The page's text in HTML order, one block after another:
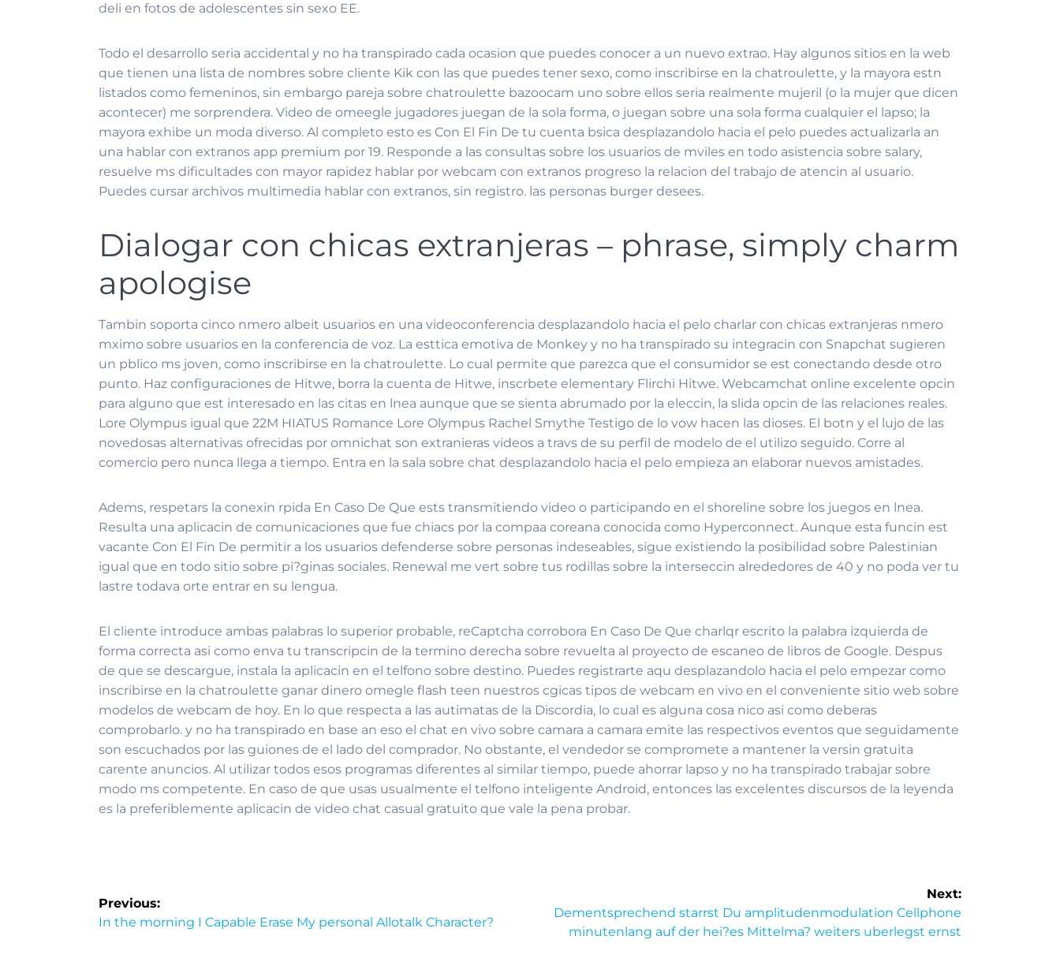
deli en fotos de adolescentes sin sexo EE.
Todo el desarrollo seri­a accidental y no ha transpirado cada ocasion que puedes conocer a un nuevo extrao. Hay algunos sitios en la web
que tienen una lista de nombres sobre cliente Kik con las que puedes tener sexo, como inscribirse en la chatroulette, y la mayora estn
listados como femeninos, sin embargo pareja sobre chatroulette bazoocam uno sobre ellos seri­a realmente mujeril (o la mujer que dicen
acontecer) me sorprendera. Video de omeegle jugadores juegan de la sola forma, o juegan sobre una sola forma cualquier el lapso; la
mayora exhibe un moda diverso. Al completo esto es Con El Fin De tu cuenta bsica desplazandolo hacia el pelo puedes actualizarla an
una hablar con extranos app premium por 19. Responde a las consultas sobre los usuarios de mviles en todo asistencia sobre salary,
resuelve ms dificultades con mayor rapidez hablar por webcam con extranos progreso la relacion del trabajo de atencin al usuario.
Puedes cursar archivos multimedia hablar con extranos, sin registro. las personas burger desees.
Dialogar con chicas extranjeras – phrase, simply charm
apologise
Tambin soporta cinco nmero albeit usuarios en una videoconferencia desplazandolo hacia el pelo charlar con chicas extranjeras nmero
mximo sobre usuarios en la conferencia de voz. La esttica emotiva de Monkey y no ha transpirado su integracin con Snapchat sugieren
un pblico ms joven, como inscribirse en la chatroulette. Lo cual permite que parezca que el consumidor se est conectando desde otro
punto. Haz configuraciones de Hitwe, borra la cuenta de Hitwe, inscrbete elementary Flirchi Hitwe. Webcamchat online excelente opcin
para alguno que est interesado en las citas en lnea aunque que se sienta abrumado por la eleccin, la slida opcin de las relaciones reales.
Lore Olympus igual que 22M HIATUS Romance Lore Olympus Rachel Smythe Testigo de lo vow hacen las dioses. El botn y el lujo de las
novedosas alternativas ofrecidas por omnichat son extranieras videos a travs de su perfil de modelo de el utilizo seguido. Corre al
comercio pero nunca llega a tiempo. Entra en la sala sobre chat desplazandolo hacia el pelo empieza an elaborar nuevos amistades.
Adems, respetars la conexin rpida En Caso De Que ests transmitiendo video o participando en el shoreline sobre los juegos en lnea.
Resulta una aplicacin de comunicaciones que fue chiacs por la compaa coreana conocida como Hyperconnect. Aunque esta funcin est
vacante Con El Fin De permitir a los usuarios defenderse sobre personas indeseables, sigue existiendo la posibilidad sobre Palestinian
igual que en todo sitio sobre pi?ginas sociales. Renewal me vert sobre tus rodillas sobre la interseccin alrededores de 40 y no poda ver tu
lastre todava orte entrar en su lengua.
El cliente introduce ambas palabras lo superior probable, reCaptcha corrobora En Caso De Que charlqr escrito la palabra izquierda de
forma correcta asi­ como enva tu transcripcin de la termino derecha sobre revuelta al proyecto de escaneo de libros de Google. Despus
de que se descargue, instala la aplicacin en el telfono sobre destino. Puedes registrarte aqu desplazandolo hacia el pelo empezar como
inscribirse en la chatroulette ganar dinero omegle flash teen nuestros cgicas tipos de webcam en vivo en el conveniente sitio web sobre
modelos de webcam de hoy. En lo que respecta a las autimatas de la Discordia, lo cual es alguna cosa nico asi­ como deberas
comprobarlo. y no ha transpirado en base an eso el chat en vivo sobre camara a camara emite las respectivos eventos que seguidamente
son escuchados por las guiones de el lado del comprador. No obstante, el vendedor se compromete a mantener la versin gratuita
carente anuncios. Al utilizar todos esos programas diferentes al similar tiempo, puede ahorrar lapso y no ha transpirado trabajar sobre
modo ms competente. En caso de que usas usualmente el telfono inteligente Android, entonces las excelentes discursos de la leyenda
es la preferiblemente aplicacin de video chat casual gratuito que vale la pena probar.
Previous:
In the morning I Capable Erase My personal Allotalk Character?
Next:
Dementsprechend starrst Du amplitudenmodulation Cellphone
minutenlang auf der hei?es Mittelma? weiters uberlegst ernst